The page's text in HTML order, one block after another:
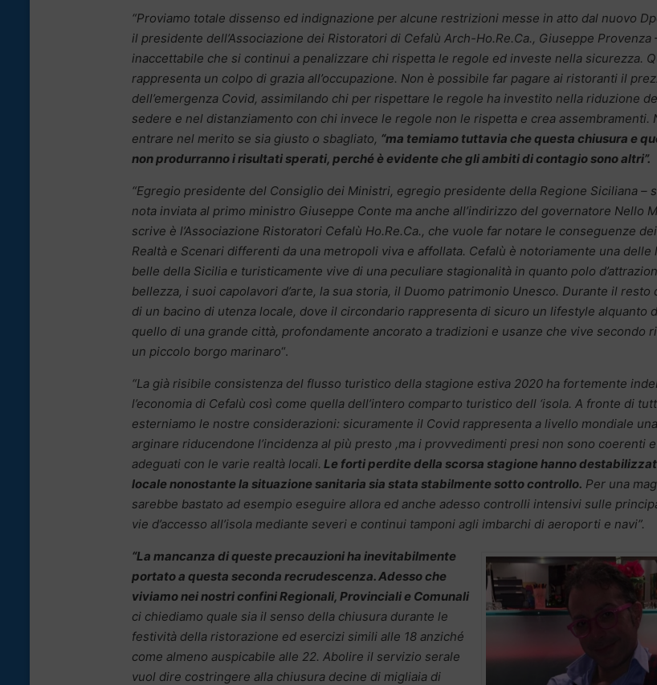
“Proviamo totale dissenso ed indignazione per alcune restrizioni messe in atto dal nuovo
il presidente dell’Associazione dei Ristoratori di Cefalù Arch-Ho.Re.Ca., Giuseppe Provenza
inaccettabile che si continui a penalizzare chi rispetta le regole ed investe nella sicurezza.
rappresenta un colpo di grazia all’occupazione. Non è possibile far pagare ai ristoranti il
dell’emergenza Covid, assimilando chi per rispettare le regole ha investito nella riduzione
sedere e nel distanziamento con chi invece le regole non le rispetta e crea assembramenti.
entrare nel merito se sia giusto o sbagliato, “ma temiamo tuttavia che questa chiusura e
non produrranno i risultati sperati, perché è evidente che gli ambiti di contagio sono altri”.
“Egregio presidente del Consiglio dei Ministri, egregio presidente della Regione Siciliana –
nota inviata al primo ministro Giuseppe Conte ma anche all’indirizzo del governatore Nello
scrive è l’Associazione Ristoratori Cefalù Ho.Re.Ca., che vuole far notare le conseguenze
Realtà e Scenari differenti da una metropoli viva e affollata. Cefalù è notoriamente una delle
belle della Sicilia e turisticamente vive di una peculiare stagionalità in quanto polo
bellezza, i suoi capolavori d’arte, la sua storia, il Duomo patrimonio Unesco. Durante il resto
di un bacino di utenza locale, dove il circondario rappresenta di sicuro un lifestyle alquanto
quello di una grande città, profondamente ancorato a tradizioni e usanze che vive secondo
un piccolo borgo marinaro“.
“La già risibile consistenza del flusso turistico della stagione estiva 2020 ha fortemente
l’economia di Cefalù così come quella dell’intero comparto turistico dell ‘isola. A fronte di
esterniamo le nostre considerazioni: sicuramente il Covid rappresenta a livello mondiale
arginare riducendone l’incidenza al più presto ,ma i provvedimenti presi non sono coerenti
adeguati con le varie realtà locali. Le forti perdite della scorsa stagione hanno
locale nonostante la situazione sanitaria sia stata stabilmente sotto controllo. Per una
sarebbe bastato ad esempio eseguire allora ed anche adesso controlli intensivi sulle
vie d’accesso all’isola mediante severi e continui tamponi agli imbarchi di aeroporti e navi”.
“La mancanza di queste precauzioni ha inevitabilmente
portato a questa seconda recrudescenza. Adesso che
viviamo nei nostri confini Regionali, Provinciali e Comunali
ci chiediamo quale sia il senso della chiusura durante le
festività della ristorazione ed esercizi simili alle 18 anziché
come almeno auspicabile alle 22. Abolire il servizio serale
vuol dire costringere alla chiusura decine di migliaia di